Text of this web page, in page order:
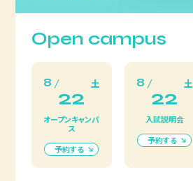
Open campus
8 土
22
オープンキャンパ
ス
予約する
8 土
22
入試説明会
予約する